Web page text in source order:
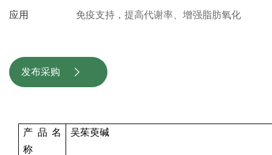
应用 免疫支持，提高代谢率、增强脂肪氧化
发布采购 
产品名
称
吴茱萸碱